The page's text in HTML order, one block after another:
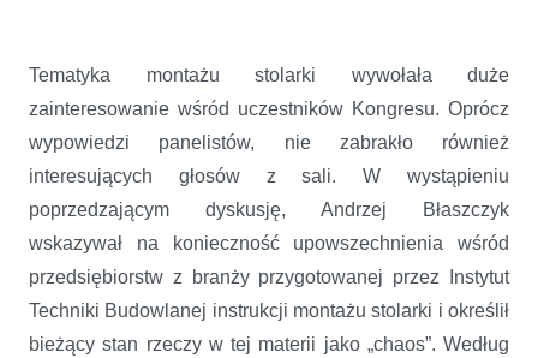
Tematyka montażu stolarki wywołała duże
zainteresowanie wśród uczestników Kongresu. Oprócz
wypowiedzi panelistów, nie zabrakło również
interesujących głosów z sali. W wystąpieniu
poprzedzającym dyskusję, Andrzej Błaszczyk
wskazywał na konieczność upowszechnienia wśród
przedsiębiorstw z branży przygotowanej przez Instytut
Techniki Budowlanej instrukcji montażu stolarki i określił
bieżący stan rzeczy w tej materii jako „chaos”. Według